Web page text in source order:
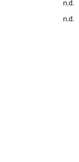
n.d.
n.d.